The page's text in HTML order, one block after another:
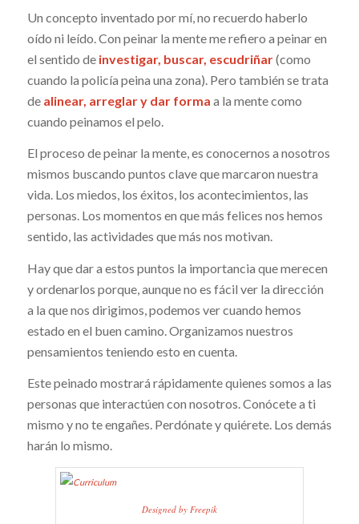
Un concepto inventado por mí, no recuerdo haberlo
oído ni leído. Con peinar la mente me refiero a peinar en
el sentido de investigar, buscar, escudriñar(como
cuando la policía peina una zona). Pero también se trata
de alinear, arreglar y dar forma a la mente como
cuando peinamos el pelo.
El proceso de peinar la mente, es conocernos a nosotros
mismos buscando puntos clave que marcaron nuestra
vida. Los miedos, los éxitos, los acontecimientos, las
personas. Los momentos en que más felices nos hemos
sentido, las actividades que más nos motivan.
Hay que dar a estos puntos la importancia que merecen
y ordenarlos porque, aunque no es fácil ver la dirección
a la que nos dirigimos, podemos ver cuando hemos
estado en el buen camino. Organizamos nuestros
pensamientos teniendo esto en cuenta.
Este peinado mostrará rápidamente quienes somos a las
personas que interactúen con nosotros. Conócete a ti
mismo y no te engañes. Perdónate y quiérete. Los demás
harán lo mismo.
Designed by Freepik